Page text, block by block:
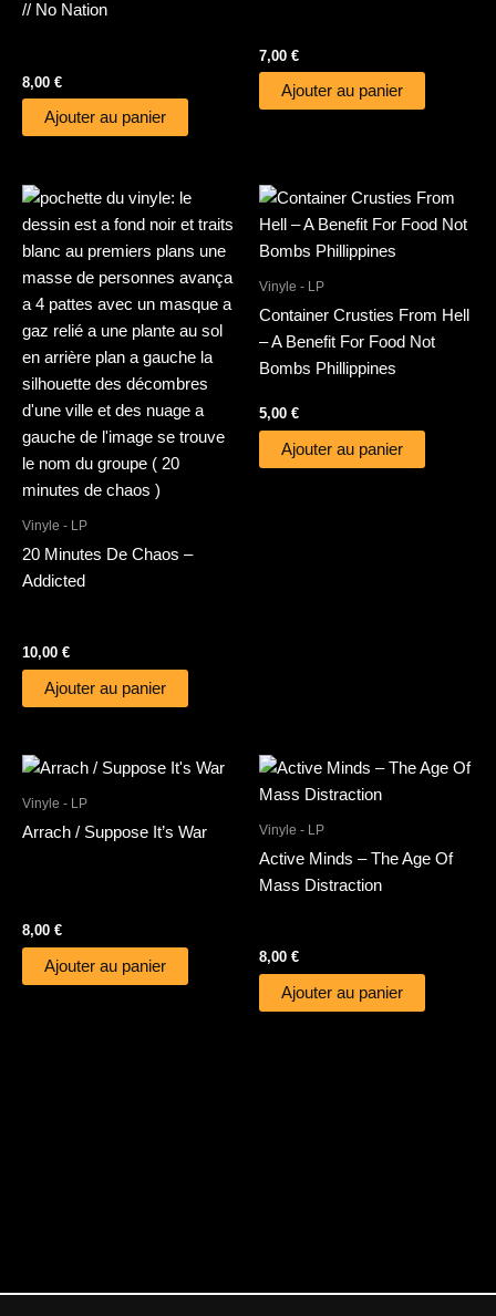
// No Nation
8,00 €
Ajouter au panier
7,00 €
Ajouter au panier
Vinyle - LP
20 Minutes De Chaos –
Addicted
10,00 €
Ajouter au panier
Vinyle - LP
Container Crusties From Hell
– A Benefit For Food Not
Bombs Phillippines
5,00 €
Ajouter au panier
Vinyle - LP
Arrach / Suppose It’s War
8,00 €
Ajouter au panier
Vinyle - LP
Active Minds – The Age Of
Mass Distraction
8,00 €
Ajouter au panier